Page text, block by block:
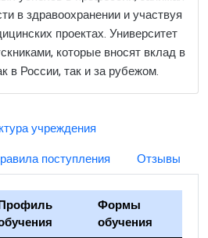
в здравоохранении и участвуя
проектах. Университет
которые вносят вклад в
в России, так и за рубежом.
учреждения
поступления Отзывы
Формы
обучения